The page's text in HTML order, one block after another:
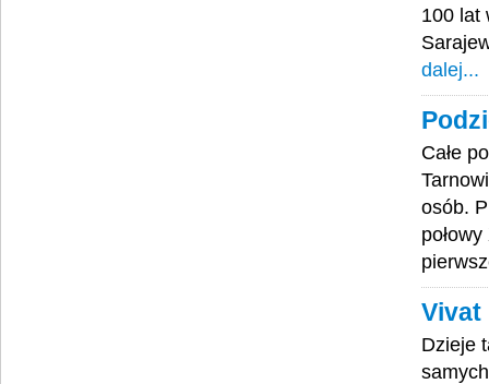
100 lat
dalej...
Całe
osób.
Vivat
Dzieje